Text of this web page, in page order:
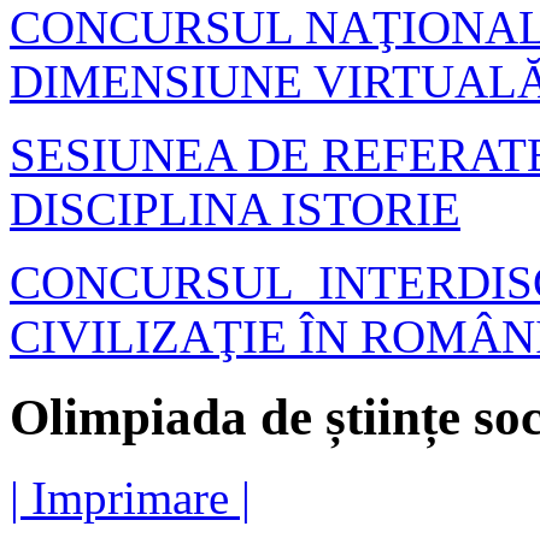
CONCURSUL
DIMENSIUNE
SESIUNEA DE
DISCIPLINA ISTORIE
CONCURSUL
CIVILIZAŢIE ÎN
Olimpiada de științe
| Imprimare |